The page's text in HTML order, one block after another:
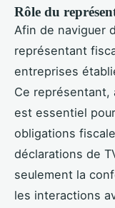
Rôle du
Afin de naviguer
représentant
entreprises
Ce représentant,
est essentiel
obligations
déclarations de
seulement la
les interactions